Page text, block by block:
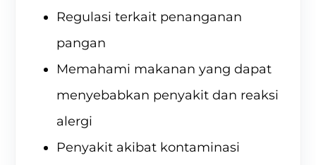
Regulasi terkait penanganan
pangan
Memahami makanan yang dapat
menyebabkan penyakit dan reaksi
alergi
Penyakit akibat kontaminasi